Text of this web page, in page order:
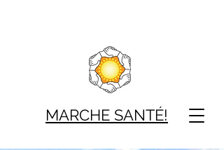
MARCHE SANTÉ!